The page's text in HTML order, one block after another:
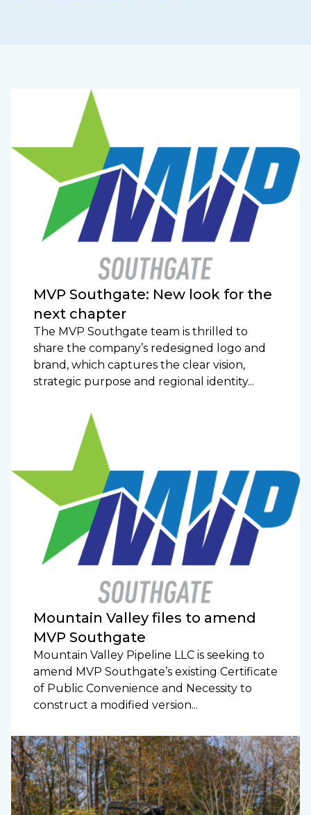
MVP Southgate: New look for the
next chapter
The MVP Southgate team is thrilled to
share the company’s redesigned logo and
brand, which captures the clear vision,
strategic purpose and regional identity...
Mountain Valley files to amend
MVP Southgate
Mountain Valley Pipeline LLC is seeking to
amend MVP Southgate’s existing Certificate
of Public Convenience and Necessity to
construct a modified version...